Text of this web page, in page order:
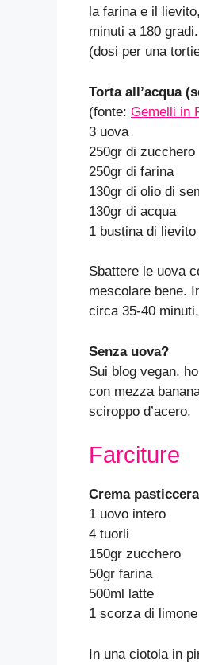
la farina e il
minuti a 180 gradi.
(dosi per una
Torta all’acqua
(fonte: Gemelli in
3 uova
250gr di zucchero
250gr di farina
130gr di olio di
130gr di acqua
1 bustina di
Sbattere le uova
mescolare bene.
circa 35-40
Senza uova?
Sui blog vegan,
con mezza
sciroppo d’acero.
Farciture
Crema
1 uovo intero
4 tuorli
150gr zucchero
50gr farina
500ml latte
1 scorza di limone
In una ciotola in